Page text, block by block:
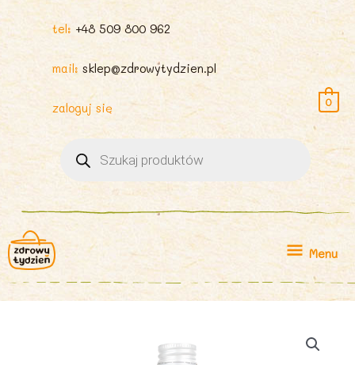
tel: +48 509 800 962
mail: sklep@zdrowytydzien.pl
zaloguj się
produktów
0
Menu
Menu